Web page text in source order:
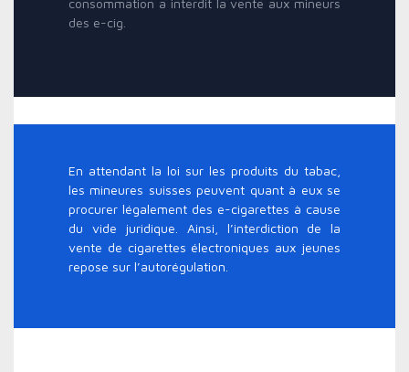
des e-cig.
En attendant la loi sur les produits du tabac,
les mineures suisses peuvent quant à eux se
procurer légalement des e-cigarettes à cause
du vide juridique. Ainsi, l’interdiction de la
vente de cigarettes électroniques aux jeunes
repose sur l’autorégulation.